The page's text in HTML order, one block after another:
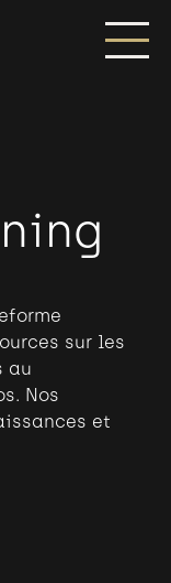
sur les
au
Nos
et